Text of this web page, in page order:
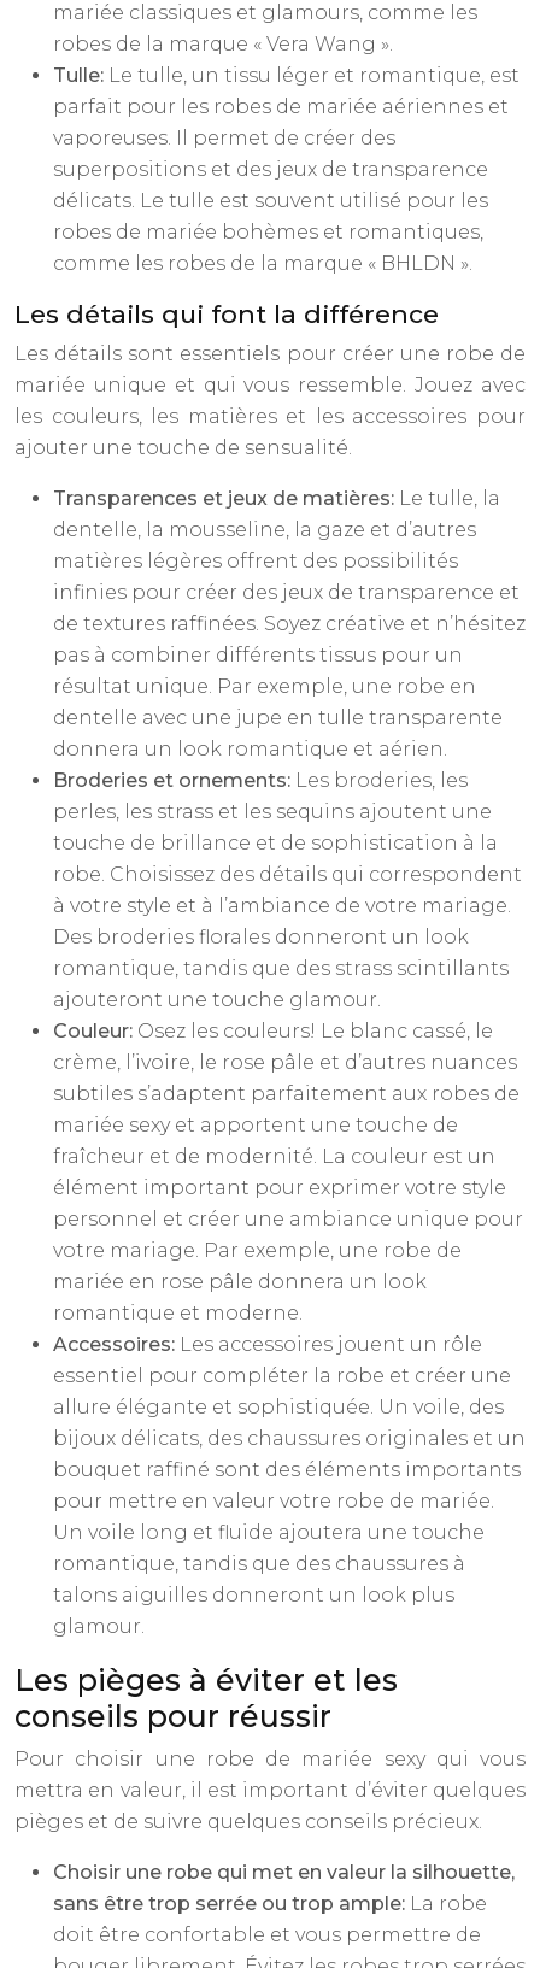
mariée classiques et glamours, comme les
robes de la marque « Vera Wang ».
Tulle: Le tulle, un tissu léger et romantique, est
parfait pour les robes de mariée aériennes et
vaporeuses. Il permet de créer des
superpositions et des jeux de transparence
délicats. Le tulle est souvent utilisé pour les
robes de mariée bohèmes et romantiques,
comme les robes de la marque « BHLDN ».
Les détails qui font la différence
Les détails sont essentiels pour créer une robe de
mariée unique et qui vous ressemble. Jouez avec
les couleurs, les matières et les accessoires pour
ajouter une touche de sensualité.
Transparences et jeux de matières: Le tulle, la
dentelle, la mousseline, la gaze et d’autres
matières légères offrent des possibilités
infinies pour créer des jeux de transparence et
de textures raffinées. Soyez créative et n’hésitez
pas à combiner différents tissus pour un
résultat unique. Par exemple, une robe en
dentelle avec une jupe en tulle transparente
donnera un look romantique et aérien.
Broderies et ornements: Les broderies, les
perles, les strass et les sequins ajoutent une
touche de brillance et de sophistication à la
robe. Choisissez des détails qui correspondent
à votre style et à l’ambiance de votre mariage.
Des broderies florales donneront un look
romantique, tandis que des strass scintillants
ajouteront une touche glamour.
Couleur: Osez les couleurs! Le blanc cassé, le
crème, l’ivoire, le rose pâle et d’autres nuances
subtiles s’adaptent parfaitement aux robes de
mariée sexy et apportent une touche de
fraîcheur et de modernité. La couleur est un
élément important pour exprimer votre style
personnel et créer une ambiance unique pour
votre mariage. Par exemple, une robe de
mariée en rose pâle donnera un look
romantique et moderne.
Accessoires: Les accessoires jouent un rôle
essentiel pour compléter la robe et créer une
allure élégante et sophistiquée. Un voile, des
bijoux délicats, des chaussures originales et un
bouquet raffiné sont des éléments importants
pour mettre en valeur votre robe de mariée.
Un voile long et fluide ajoutera une touche
romantique, tandis que des chaussures à
talons aiguilles donneront un look plus
glamour.
Les pièges à éviter et les
conseils pour réussir
Pour choisir une robe de mariée sexy qui vous
mettra en valeur, il est important d’éviter quelques
pièges et de suivre quelques conseils précieux.
Choisir une robe qui met en valeur la silhouette,
sans être trop serrée ou trop ample: La robe
doit être confortable et vous permettre de